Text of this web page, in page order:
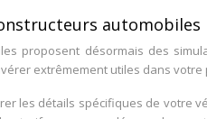
automobiles
proposent désormais des
extrêmement utiles dans
les détails spécifiques de votre